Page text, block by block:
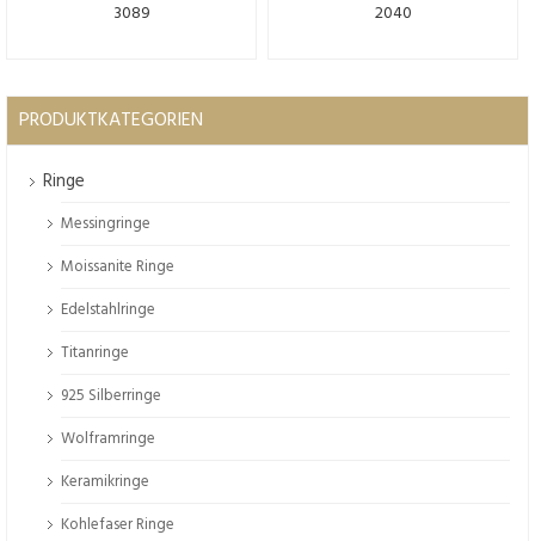
3089 2040
PRODUKTKATEGORIEN
Ringe
Messingringe
Moissanite Ringe
Edelstahlringe
Titanringe
925 Silberringe
Wolframringe
Keramikringe
Kohlefaser Ringe